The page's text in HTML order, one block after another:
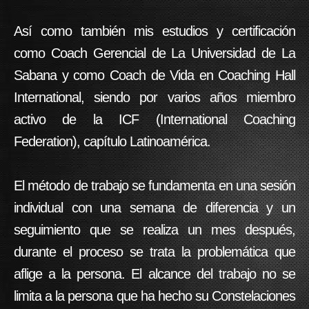
Así como también mis estudios y certificación
como Coach Gerencial de La Universidad de La
Sabana y como Coach de Vida en Coaching Hall
International, siendo por varios años miembro
activo de la ICF (International Coaching
Federation), capítulo Latinoamérica.
El método de trabajo se fundamenta en una sesión
individual con una semana de diferencia y un
seguimiento que se realiza un mes después,
durante el proceso se trata la problemática que
aflige a la persona. El alcance del trabajo no se
limita a la persona que ha hecho su Constelaciones